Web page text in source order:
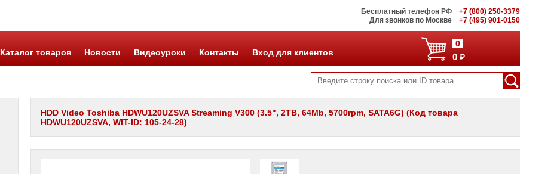
Бесплатный телефон РФ
+7 (800) 250-3379
Для звонков по Москве
+7 (495) 901-0150
0
0 ₽
Каталог товаров Новости Видеоуроки Контакты Вход для клиентов
HDD Video Toshiba HDWU120UZSVA Streaming V300 (3.5", 2TB, 64Mb, 5700rpm, SATA6G) (Код товара
HDWU120UZSVA, WIT-ID: 105-24-28)